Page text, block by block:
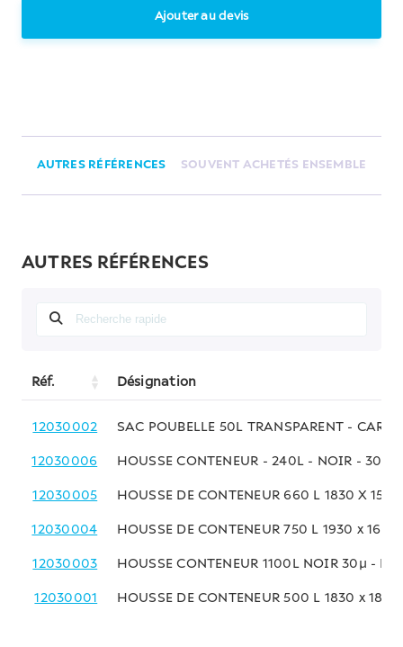
Ajouter au devis
AUTRES RÉFÉRENCES SOUVENT ACHETÉS ENSEMBLE
AUTRES RÉFÉRENCES
Réf. Désignation
12030002 SAC POUBELLE 50L TRANSPARENT -
12030006 HOUSSE CONTENEUR - 240L - NOIR - 30µ
12030005 HOUSSE DE CONTENEUR 660 L 1830 X
12030004 HOUSSE DE CONTENEUR 750 L 1930 x
12030003 HOUSSE CONTENEUR 1100L NOIR 30µ -
12030001 HOUSSE DE CONTENEUR 500 L 1830 x